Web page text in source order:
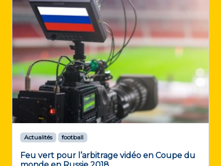
Actualités football
Feu vert pour l’arbitrage vidéo en Coupe du